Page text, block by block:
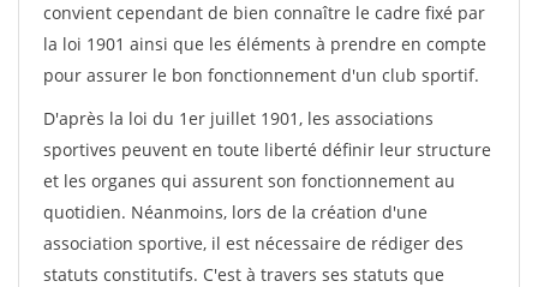
convient cependant de bien connaître le cadre fixé par
la loi 1901 ainsi que les éléments à prendre en compte
pour assurer le bon fonctionnement d'un club sportif.
D'après la loi du 1er juillet 1901, les associations
sportives peuvent en toute liberté définir leur structure
et les organes qui assurent son fonctionnement au
quotidien. Néanmoins, lors de la création d'une
association sportive, il est nécessaire de rédiger des
statuts constitutifs. C'est à travers ses statuts que